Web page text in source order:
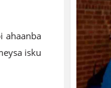
ahaanba
isku